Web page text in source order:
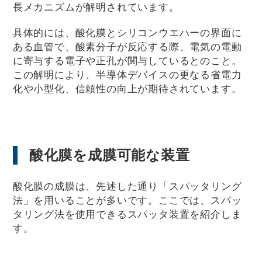
長メカニズムが解明されています。
具体的には、酸化膜とシリコンウエハーの界面に
ある血管で、酸素分子が反応する際、電気の電動
に寄与する電子や正孔が関与しているとのこと。
この解明により、半導体デバイスの更なる省電力
化や小型化、信頼性の向上が期待されています。
酸化膜を成膜可能な装置
酸化膜の成膜は、先述した通り「スパッタリング
法」を用いることが多いです。ここでは、スパッ
タリング法を使用できるスパッタ装置を紹介しま
す。